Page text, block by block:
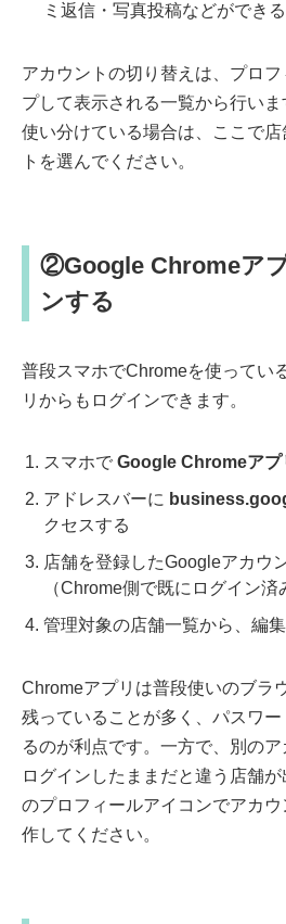
ミ返信・写真投稿などができる
アカウントの切り替えは、プロ
プして表示される一覧から行い
使い分けている場合は、ここで
トを選んでください。
②Google Chromeア
ンする
普段スマホでChromeを使ってい
リからもログインできます。
スマホで Google Chromeアプ
アドレスバーに
クセスする
店舗を登録したGoogleアカウ
（Chrome側で既にログイン済
管理対象の店舗一覧から、編
Chromeアプリは普段使いのブラ
残っていることが多く、パスワ
るのが利点です。一方で、別の
ログインしたままだと違う店舗
のプロフィールアイコンでアカ
作してください。